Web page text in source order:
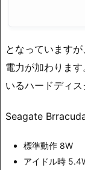
となっています
電力が加わりま
いるハードディス
Seagate
標準動作 8W
アイドル時